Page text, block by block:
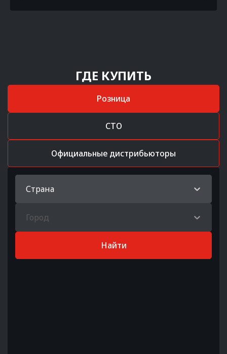
ГДЕ КУПИТЬ
Розница
СТО
Официальные дистрибьюторы
Страна
Город
Найти